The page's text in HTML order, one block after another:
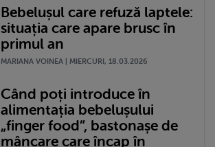
Bebelușul care refuză laptele:
situația care apare brusc în
primul an
MARIANA VOINEA | MIERCURI, 18.03.2026
Când poți introduce în
alimentația bebelușului
„finger food”, bastonașe de
mâncare care încap în